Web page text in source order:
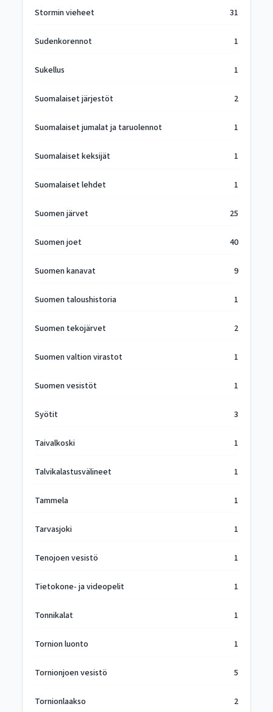
Stormin vieheet 31
Sudenkorennot 1
Sukellus 1
Suomalaiset järjestöt 2
Suomalaiset jumalat ja taruolennot 1
Suomalaiset keksijät 1
Suomalaiset lehdet 1
Suomen järvet 25
Suomen joet 40
Suomen kanavat 9
Suomen taloushistoria 1
Suomen tekojärvet 2
Suomen valtion virastot 1
Suomen vesistöt 1
Syötit 3
Taivalkoski 1
Talvikalastusvälineet 1
Tammela 1
Tarvasjoki 1
Tenojoen vesistö 1
Tietokone- ja videopelit 1
Tonnikalat 1
Tornion luonto 1
Tornionjoen vesistö 5
Tornionlaakso 2